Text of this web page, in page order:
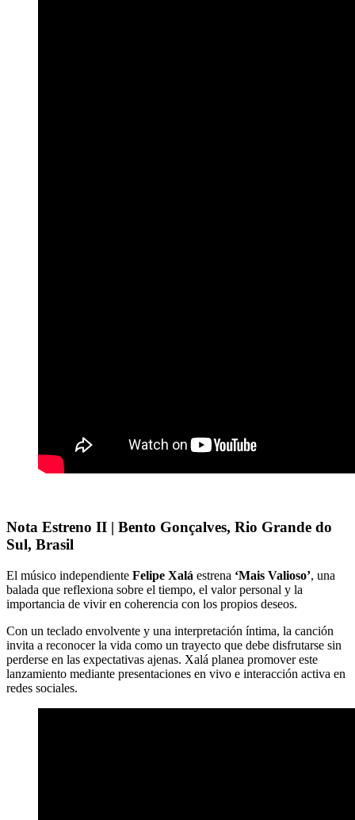
Nota Estreno II | Bento Gonçalves, Rio Grande do
Sul, Brasil
El músico independiente Felipe Xalá estrena ‘Mais Valioso’, una
balada que reflexiona sobre el tiempo, el valor personal y la
importancia de vivir en coherencia con los propios deseos.
Con un teclado envolvente y una interpretación íntima, la canción
invita a reconocer la vida como un trayecto que debe disfrutarse sin
perderse en las expectativas ajenas. Xalá planea promover este
lanzamiento mediante presentaciones en vivo e interacción activa en
redes sociales.